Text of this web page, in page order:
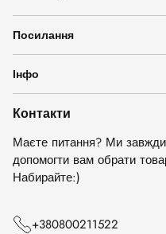
Посилання
Інфо
Контакти
Маєте питання? Ми завжди
допомогти вам обрати
Набирайте:)
+380800211522